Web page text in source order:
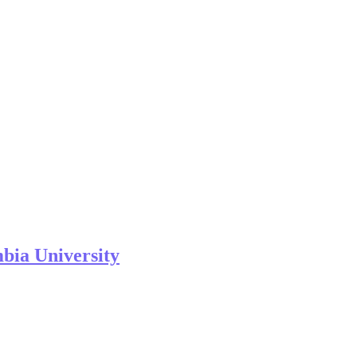
University